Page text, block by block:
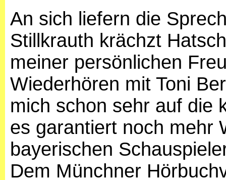
An sich liefern die
Stillkrauth krächzt
meiner persönlichen
Wiederhören mit Toni
mich schon sehr auf die
es garantiert noch mehr
bayerischen
Dem Münchner